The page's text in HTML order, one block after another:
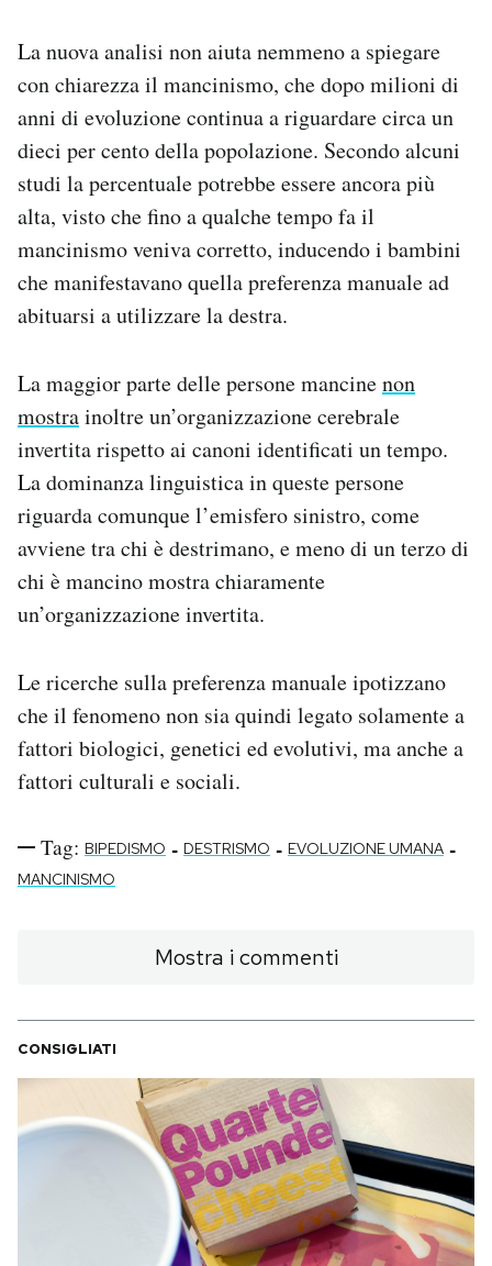
La nuova analisi non aiuta nemmeno a spiegare
con chiarezza il mancinismo, che dopo milioni di
anni di evoluzione continua a riguardare circa un
dieci per cento della popolazione. Secondo alcuni
studi la percentuale potrebbe essere ancora più
alta, visto che fino a qualche tempo fa il
mancinismo veniva corretto, inducendo i bambini
che manifestavano quella preferenza manuale ad
abituarsi a utilizzare la destra.
La maggior parte delle persone mancinenon
mostrainoltre un’organizzazione cerebrale
invertita rispetto ai canoni identificati un tempo.
La dominanza linguistica in queste persone
riguarda comunque l’emisfero sinistro, come
avviene tra chi è destrimano, e meno di un terzo di
chi è mancino mostra chiaramente
un’organizzazione invertita.
Le ricerche sulla preferenza manuale ipotizzano
che il fenomeno non sia quindi legato solamente a
fattori biologici, genetici ed evolutivi, ma anche a
fattori culturali e sociali.
Tag: BIPEDISMO - DESTRISMO - EVOLUZIONE UMANA -
MANCINISMO
Mostra i commenti
CONSIGLIATI